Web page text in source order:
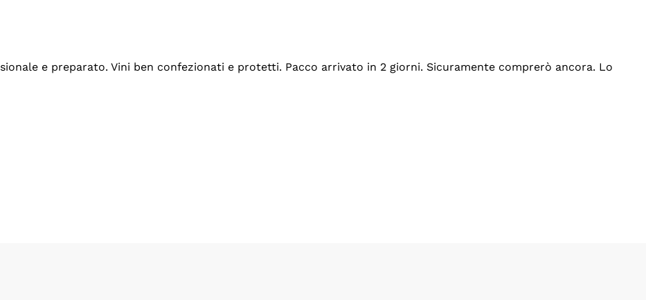
e preparato. Vini ben confezionati e protetti. Pacco arrivato in 2 giorni. Sicuramente comprerò ancora. Lo